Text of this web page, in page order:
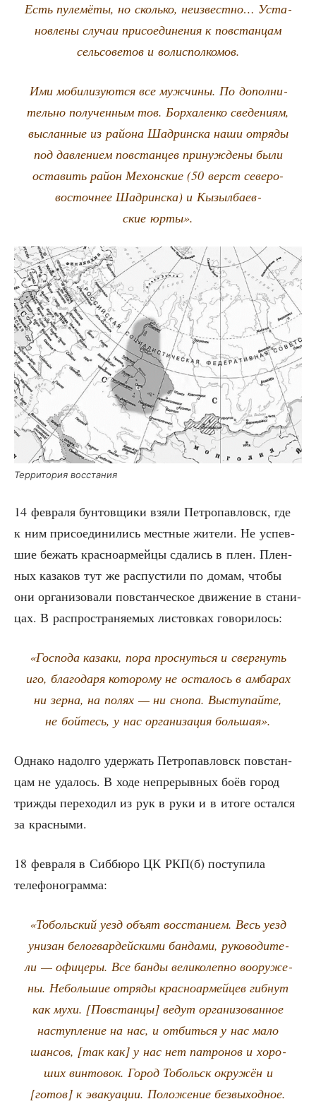
Есть пуле­мё­ты, но сколь­ко, неиз­вест­но… Уста­
нов­ле­ны слу­чаи при­со­еди­не­ния к повстан­цам
сель­со­ве­тов и волисполкомов.
Ими моби­ли­зу­ют­ся все муж­чи­ны. По допол­ни­
тель­но полу­чен­ным тов. Бор­ха­лен­ко све­де­ни­ям,
выслан­ные из рай­о­на Шад­рин­ска наши отря­ды
под дав­ле­ни­ем повстан­цев при­нуж­де­ны были
оста­вить рай­он Мехон­ские (50 верст севе­ро-
восточ­нее Шад­рин­ска) и Кызыл­ба­ев­
ские юрты».
Тер­ри­то­рия восстания
14 фев­ра­ля бун­тов­щи­ки взя­ли Пет­ро­пав­ловск, где
к ним при­со­еди­ни­лись мест­ные жите­ли. Не успев­
шие бежать крас­но­ар­мей­цы сда­лись в плен. Плен­
ных каза­ков тут же рас­пу­сти­ли по домам, что­бы
они орга­ни­зо­ва­ли повстан­че­ское дви­же­ние в ста­ни­
цах. В рас­про­стра­ня­е­мых листов­ках говорилось:
«Гос­по­да каза­ки, пора проснуть­ся и сверг­нуть
иго, бла­го­да­ря кото­ро­му не оста­лось в амба­рах
ни зер­на, на полях — ни сно­па. Высту­пай­те,
не бой­тесь, у нас орга­ни­за­ция большая».
Одна­ко надол­го удер­жать Пет­ро­пав­ловск повстан­
цам не уда­лось. В ходе непре­рыв­ных боёв город
три­жды пере­хо­дил из рук в руки и в ито­ге остал­ся
за красными.
18 фев­ра­ля в Сиб­бю­ро ЦК РКП(б) посту­пи­ла
телефонограмма:
«Тоболь­ский уезд объ­ят вос­ста­ни­ем. Весь уезд
уни­зан бело­гвар­дей­ски­ми бан­да­ми, руко­во­ди­те­
ли — офи­це­ры. Все бан­ды вели­ко­леп­но воору­же­
ны. Неболь­шие отря­ды крас­но­ар­мей­цев гиб­нут
как мухи. [Повстан­цы] ведут орга­ни­зо­ван­ное
наступ­ле­ние на нас, и отбить­ся у нас мало
шан­сов, [так как] у нас нет патро­нов и хоро­
ших вин­то­вок. Город Тобольск окру­жён и
[готов] к эва­ку­а­ции. Поло­же­ние без­вы­ход­ное.